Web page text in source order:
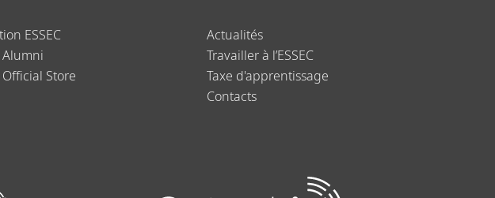
ESSEC
Alumni
Official Store
Actualités
Travailler à l’ESSEC
Taxe d'apprentissage
Contacts